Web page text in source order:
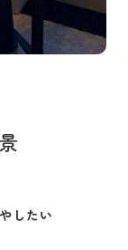
したい